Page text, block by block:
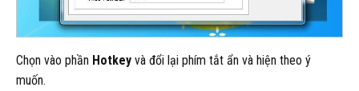
Chọn vào phần Hotkey và đổi lại phím tắt ẩn và hiện theo ý
muốn.